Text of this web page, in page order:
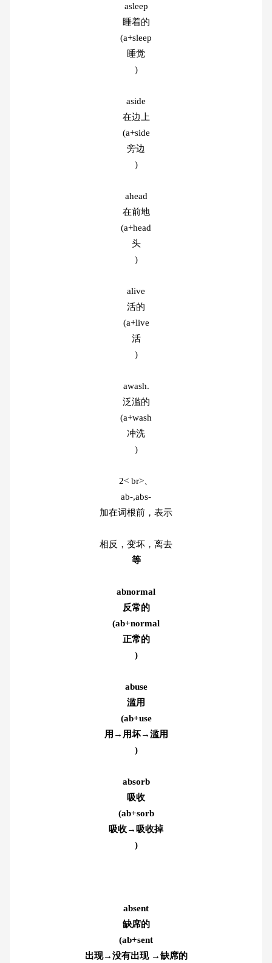
asleep
睡着的
(a+sleep
睡觉
)
aside
在边上
(a+side
旁边
)
ahead
在前地
(a+head
头
)
alive
活的
(a+live
活
)
awash.
泛滥的
(a+wash
冲洗
)
2< br>、
ab-,abs-
加在词根前，表示
相反，变坏，离去
等
abnormal
反常的
(ab+normal
正常的
)
abuse
滥用
(ab+use
用→用坏→滥用
)
absorb
吸收
(ab+sorb
吸收→吸收掉
)
absent
缺席的
(ab+sent
出现→没有出现 →缺席的